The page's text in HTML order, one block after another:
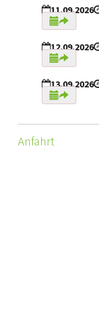
11.09.2026
12.09.2026
13.09.2026
Anfahrt